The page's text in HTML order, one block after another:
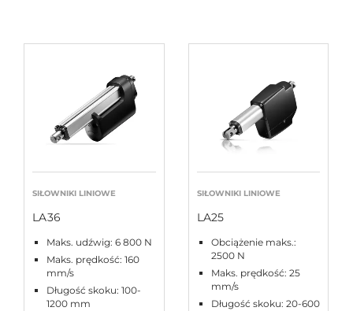
SIŁOWNIKI LINIOWE
LA36
Maks. udźwig: 6 800 N
Maks. prędkość: 160
mm/s
Długość skoku: 100-
1200 mm
SIŁOWNIKI LINIOWE
LA25
Obciążenie maks.:
2500 N
Maks. prędkość: 25
mm/s
Długość skoku: 20-600